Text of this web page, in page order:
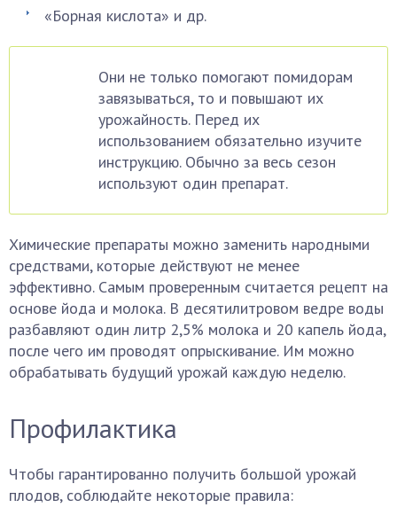
«Борная кислота» и др.
Они не только помогают помидорам
завязываться, то и повышают их
урожайность. Перед их
использованием обязательно изучите
инструкцию. Обычно за весь сезон
используют один препарат.
Химические препараты можно заменить народными
средствами, которые действуют не менее
эффективно. Самым проверенным считается рецепт на
основе йода и молока. В десятилитровом ведре воды
разбавляют один литр 2,5% молока и 20 капель йода,
после чего им проводят опрыскивание. Им можно
обрабатывать будущий урожай каждую неделю.
Профилактика
Чтобы гарантированно получить большой урожай
плодов, соблюдайте некоторые правила: